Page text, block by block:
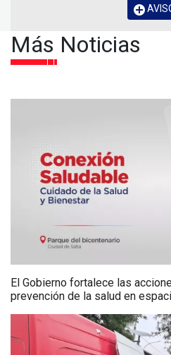
Más Noticias
El Gobierno fortalece las
prevención de la salud en